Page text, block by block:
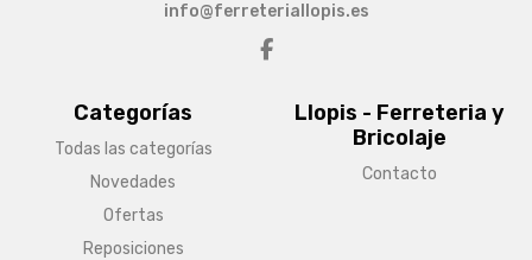
Categorías
Todas las categorías
Novedades
Ofertas
Reposiciones
Llopis - Ferreteria y
Bricolaje
Contacto
info@ferreteriallopis.es